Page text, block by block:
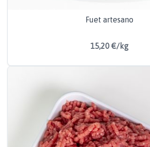
Fuet artesano
15,20 €/kg